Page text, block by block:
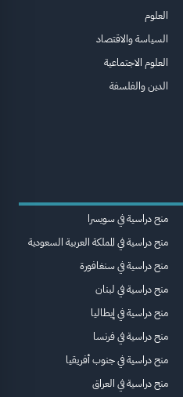
العلوم
السياسة والاقتصاد
العلوم الاجتماعية
الدين والفلسفة
منح دراسية في سويسرا
منح دراسية في المملكة العربية السعودية
منح دراسية في سنغافورة
منح دراسية في لبنان
منح دراسية في إيطاليا
منح دراسية في فرنسا
منح دراسية في جنوب أفريقيا
منح دراسية في العراق